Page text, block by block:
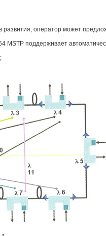
развития, оператор может
поддерживает